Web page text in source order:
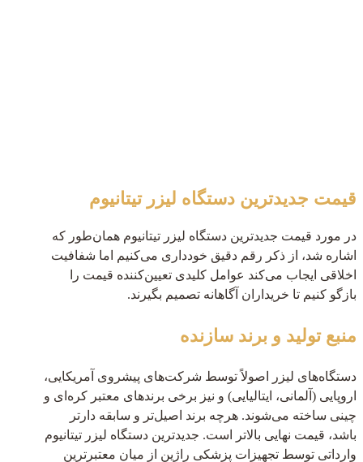
قیمت جدیدترین دستگاه لیزر تیتانیوم
در مورد قیمت جدیدترین دستگاه لیزر تیتانیوم همان‌طور که
اشاره شد، از ذکر رقم دقیق خودداری می‌کنیم اما شفافیت
اخلاقی ایجاب می‌کند عوامل کلیدی تعیین‌کننده قیمت را
بازگو کنیم تا خریداران آگاهانه تصمیم بگیرند.
منبع تولید و برند سازنده
دستگاه‌های لیزر اصولاً توسط شرکت‌های پیشروی آمریکایی،
اروپایی (آلمانی، ایتالیایی) و نیز برخی برندهای معتبر کره‌ای و
چینی ساخته می‌شوند. هرچه برند اصیل‌تر و سابقه دارتر
باشد، قیمت نهایی بالاتر است. جدیدترین دستگاه لیزر تیتانیوم
وارداتی توسط تجهیزات پزشکی راژین از میان معتبرترین